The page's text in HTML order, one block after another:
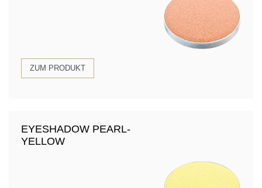
ZUM PRODUKT
EYESHADOW PEARL-
YELLOW